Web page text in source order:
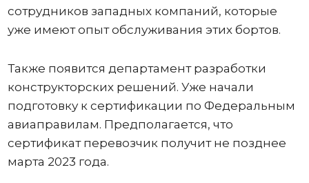
сотрудников западных компаний, которые
уже имеют опыт обслуживания этих бортов.
Также появится департамент разработки
конструкторских решений. Уже начали
подготовку к сертификации по Федеральным
авиаправилам. Предполагается, что
сертификат перевозчик получит не позднее
марта 2023 года.